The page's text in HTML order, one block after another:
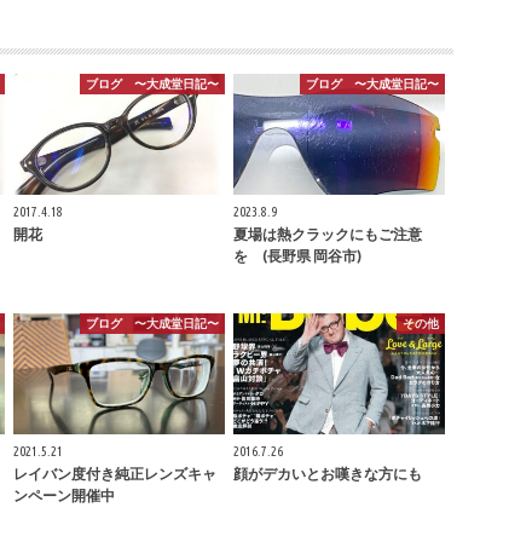
ブログ 〜大成堂日記〜
2017.4.18
開花
ブログ 〜大成堂日記〜
2023.8.9
夏場は熱クラックにもご注意
を (長野県 岡谷市)
ブログ 〜大成堂日記〜
2021.5.21
レイバン度付き純正レンズキャ
ンペーン開催中
その他
2016.7.26
顔がデカいとお嘆きな方にも